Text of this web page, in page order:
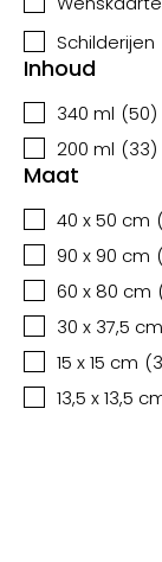
Schilderijen
Inhoud
340 ml (50)
200 ml (33)
Maat
40 x 50 cm (
90 x 90 cm (
60 x 80 cm
30 x 37,5 cm
15 x 15 cm (
13,5 x 13,5